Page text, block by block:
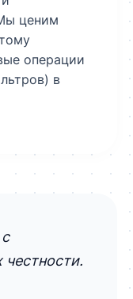
ценим
операции
в
честности.